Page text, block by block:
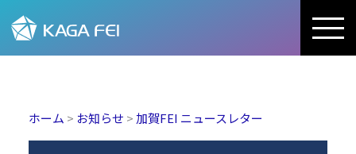
ホーム > お知らせ >加賀FEI ニュースレター